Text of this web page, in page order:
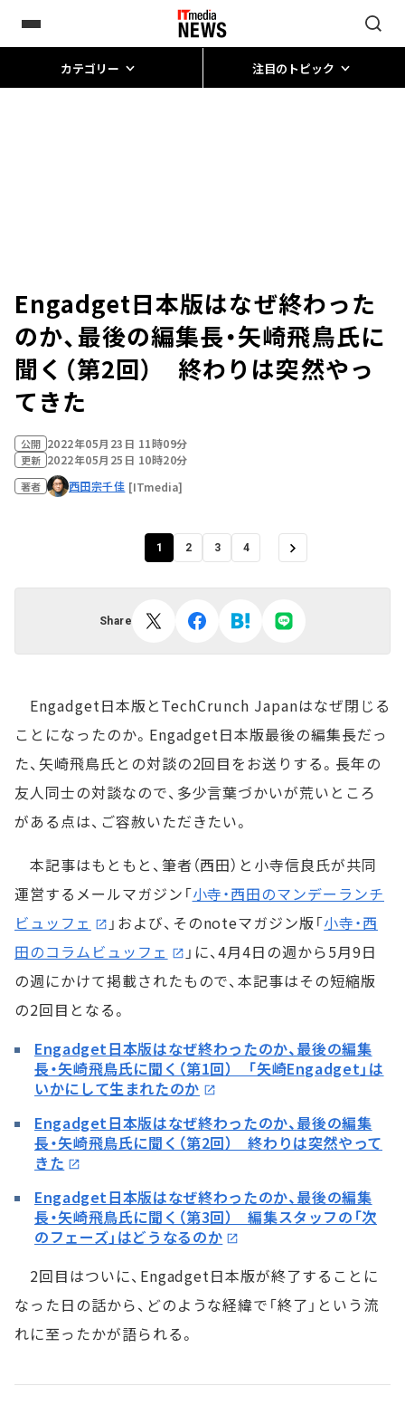
カテゴリー 注目のトピック
Engadget日本版はなぜ終わった
のか、最後の編集長・矢崎飛鳥氏に
聞く（第2回） 終わりは突然やっ
てきた
公開 2022年05月23日 11時09分
更新 2022年05月25日 10時20分
著者 西田宗千佳 [ITmedia]
1 2 3 4
Share
Engadget日本版とTechCrunch Japanはなぜ閉じる
ことになったのか。Engadget日本版最後の編集長だっ
た、矢崎飛鳥氏との対談の2回目をお送りする。長年の
友人同士の対談なので、多少言葉づかいが荒いところ
がある点は、ご容赦いただきたい。
本記事はもともと、筆者（西田）と小寺信良氏が共同
運営するメールマガジン「小寺・西田のマンデーランチ
ビュッフェ
」および、そのnoteマガジン版「小寺・西
田のコラムビュッフェ
」に、4月4日の週から5月9日
の週にかけて掲載されたもので、本記事はその短縮版
の2回目となる。
Engadget日本版はなぜ終わったのか、最後の編集
長・矢崎飛鳥氏に聞く（第1回） 「矢崎Engadget」は
いかにして生まれたのか
Engadget日本版はなぜ終わったのか、最後の編集
長・矢崎飛鳥氏に聞く（第2回） 終わりは突然やって
きた
Engadget日本版はなぜ終わったのか、最後の編集
長・矢崎飛鳥氏に聞く（第3回） 編集スタッフの「次
のフェーズ」はどうなるのか
2回目はついに、Engadget日本版が終了することに
なった日の話から、どのような経緯で「終了」という流
れに至ったかが語られる。